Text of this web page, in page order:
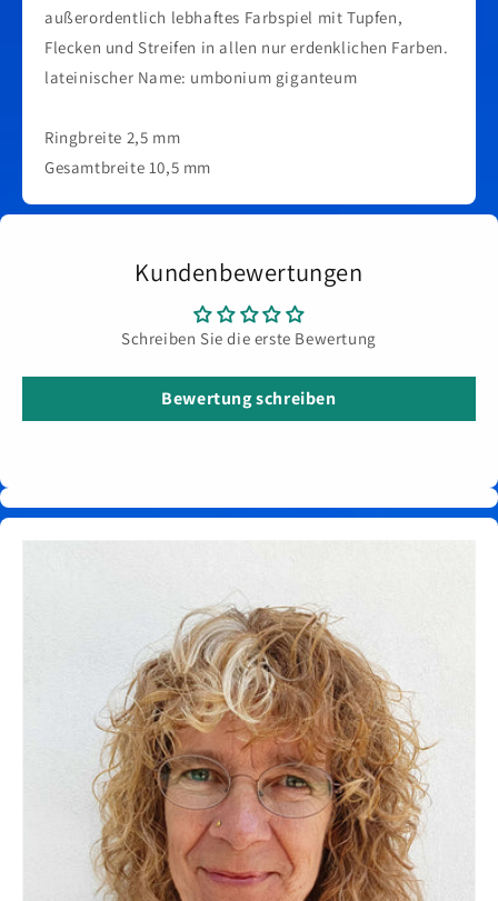
außerordentlich lebhaftes Farbspiel mit Tupfen,
Flecken und Streifen in allen nur erdenklichen Farben.
lateinischer Name: umbonium giganteum
Ringbreite 2,5 mm
Gesamtbreite 10,5 mm
Kundenbewertungen
Schreiben Sie die erste Bewertung
Bewertung schreiben